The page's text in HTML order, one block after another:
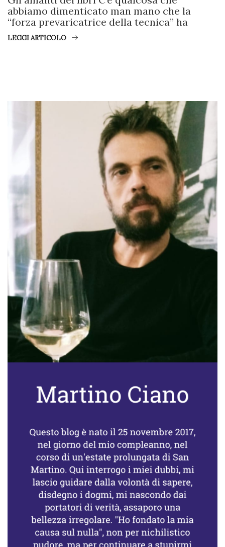
abbiamo dimenticato man mano che la
“forza prevaricatrice della tecnica” ha
LEGGI ARTICOLO